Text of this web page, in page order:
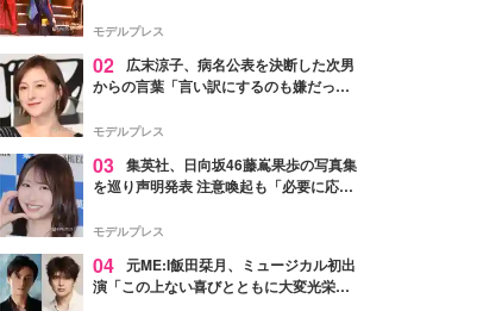
ます。
進んで夢を掴みたい」【ゲネプロレポ】
モデルプレス
02
広末涼子、病名公表を決断した次男
からの言葉「言い訳にするのも嫌だっ
モデルプレス
03 集英社、日向坂46藤嶌果歩の写真集
を巡り声明発表 注意喚起も「必要に応じ
モデルプレス
04 元ME:I飯田栞月、ミュージカル初出
演「この上ない喜びとともに大変光栄」